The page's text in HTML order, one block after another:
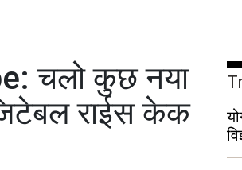
चलो कुछ नया
राईस केक